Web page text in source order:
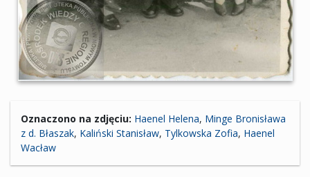
Oznaczono na zdjęciu: Haenel Helena, Minge Bronisława
z d. Błaszak, Kaliński Stanisław, Tylkowska Zofia, Haenel
Wacław